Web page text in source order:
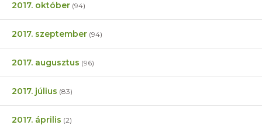
2017. október (94)
2017. szeptember (94)
2017. augusztus (96)
2017. július (83)
2017. április (2)